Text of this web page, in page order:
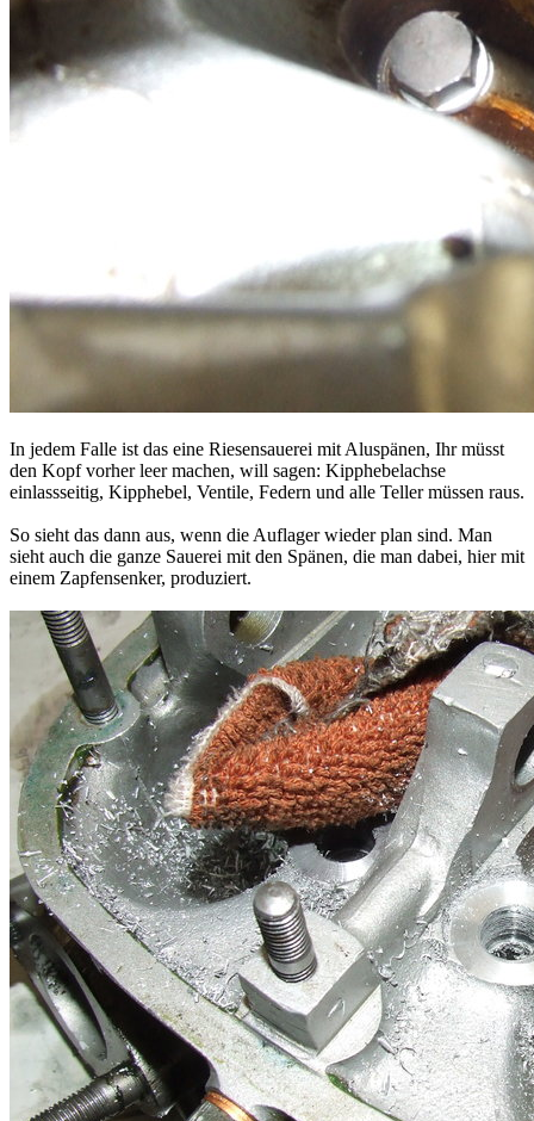
In jedem Falle ist das eine Riesensauerei mit Aluspänen, Ihr müsst
den Kopf vorher leer machen, will sagen: Kipphebelachse
einlassseitig, Kipphebel, Ventile, Federn und alle Teller müssen raus.
So sieht das dann aus, wenn die Auflager wieder plan sind. Man
sieht auch die ganze Sauerei mit den Spänen, die man dabei, hier mit
einem Zapfensenker, produziert.